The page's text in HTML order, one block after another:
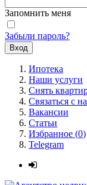
Запомнить меня
Забыли пароль?
Ипотека
Наши услуги
Снять
Связаться с
Вакансии
Статьи
Избранное (0)
Telegram